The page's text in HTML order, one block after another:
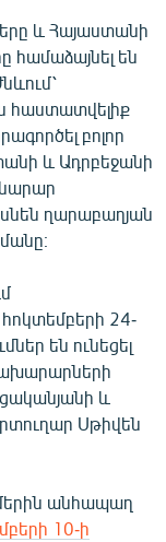
և Հայաստանի
համաձայնել են
հաստատվելիք
բոլոր
և Ադրբեջանի
ղարաբաղյան
24-
են ունեցել
և
Սթիվեն
անհապաղ
10-ի